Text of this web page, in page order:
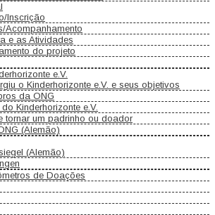
Inscrição
Acompanhamento
e as Atividades
do projeto
e.V.
o Kinderhorizonte e.V. e seus objetivos
da ONG
Kinderhorizonte e.V.
tornar um padrinho ou doador
(Alemão)
(Alemão)
de Doações